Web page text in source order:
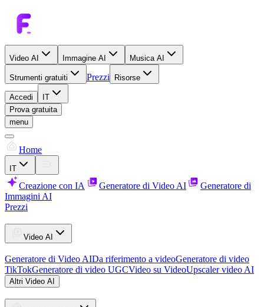
Video AI Immagine AI Musica AI
Strumenti gratuiti Prezzi Risorse
Accedi
IT
Prova gratuita
menu
Home
IT
Creazione con IA Generatore di Video AI
Generatore di
Immagini AI
Prezzi
Video AI
Generatore di Video AIDa riferimento a videoGeneratore di video
TikTokGeneratore di video UGCVideo su VideoUpscaler video AI
Altri Video AI